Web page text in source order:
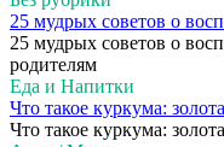
25 мудрых советов о
25 мудрых советов о
родителям
Еда и Напитки
Что такое куркума:
Что такое куркума: